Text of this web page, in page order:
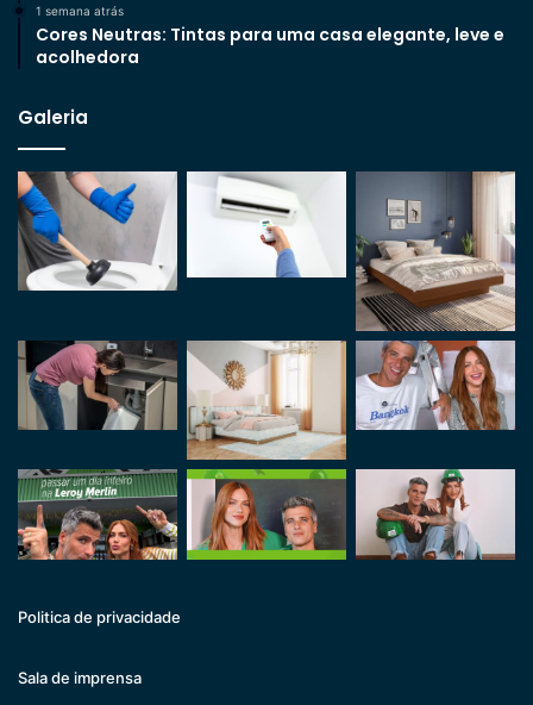
1 semana atrás
Cores Neutras: Tintas para uma casa elegante, leve e
acolhedora
Galeria
Politica de privacidade
Sala de imprensa